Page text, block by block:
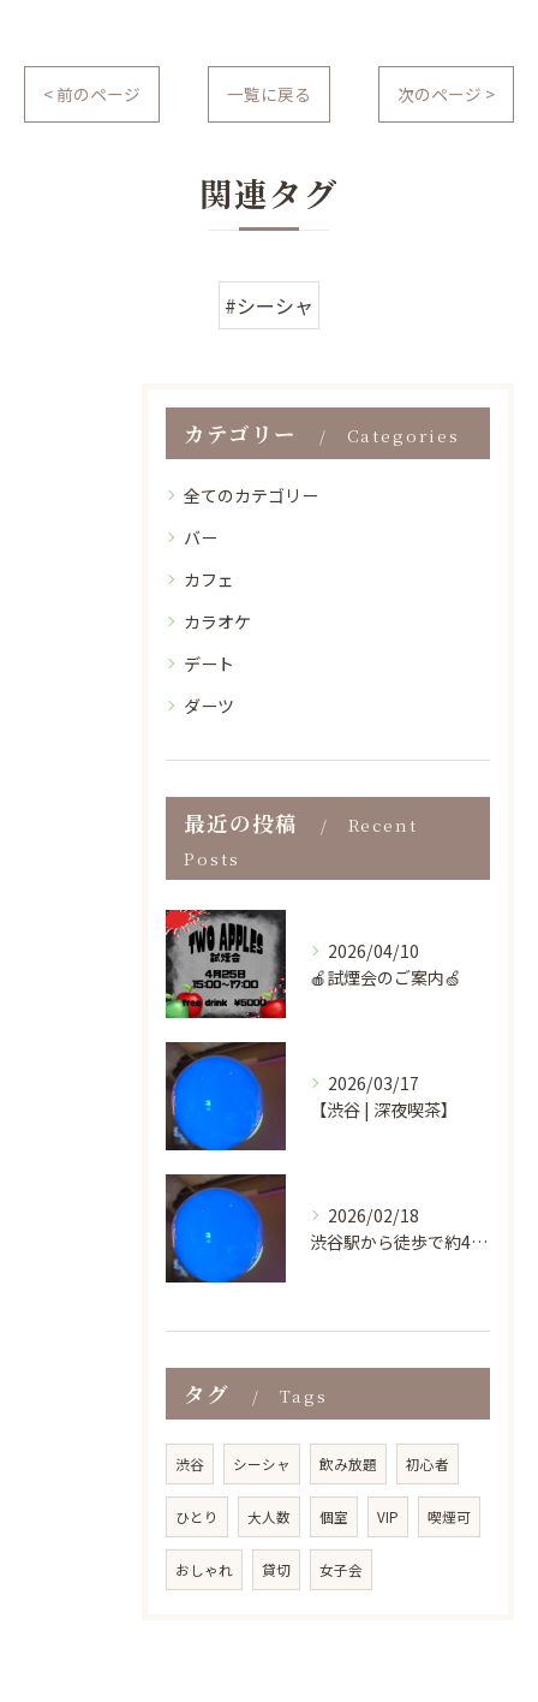
< 前のページ 一覧に戻る 次のページ >
関連タグ
#シーシャ
カテゴリー Categories
全てのカテゴリー
バー
カフェ
カラオケ
デート
ダーツ
最近の投稿
Recent
Posts
2026/04/10
🍎試煙会のご案内🍏
2026/03/17
【渋谷 | 深夜喫茶】
2026/02/18
渋谷駅から徒歩で約4分という好立地にあり、ビル地下1階の気軽...
タグ Tags
渋谷 シーシャ 飲み放題 初心者
ひとり 大人数 個室 VIP 喫煙可
おしゃれ 貸切 女子会